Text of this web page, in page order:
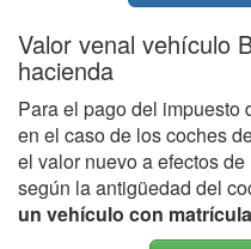
Valor venal vehículo
hacienda
Para el pago del impuesto
en el caso de los coches
el valor nuevo a efectos
según la antigüedad del
un vehículo con